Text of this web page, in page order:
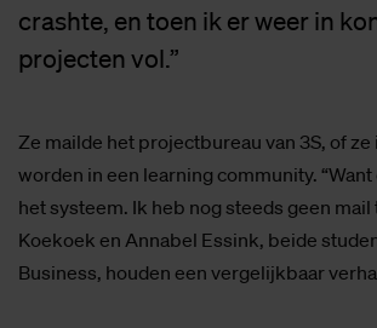
crashte, en toen ik er weer in
projecten vol.”
Ze mailde het projectbureau van 3S, of
worden in een learning community.
het systeem. Ik heb nog steeds geen mail
Koekoek en Annabel Essink, beide
Business, houden een vergelijkbaar